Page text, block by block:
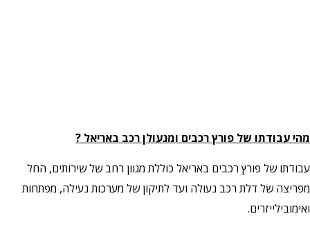
מהי עבודתו של פורץ רכבים ומנעולן רכב באריאל ?
עבודתו של פורץ רכבים באריאל כוללת מגוון רחב של שירותים, החל
מפריצה של דלת רכב נעולה ועד לתיקון של מערכות נעילה, מפתחות
ואימובילייזרים.